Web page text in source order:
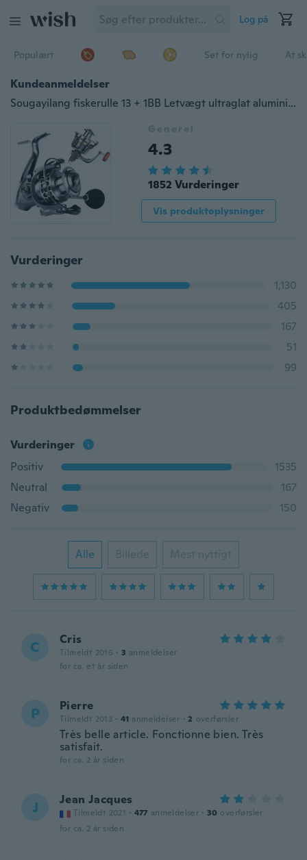
Log på
Populært Set for nylig At
Kundeanmeldelser
Sougayilang fiskerulle 13 + 1BB Letvægt ultraglat aluminiumsspinding fiskerulle
Generel
4.3
1852 Vurderinger
Vis produktoplysninger
Vurderinger
1,130
405
167
51
99
Produktbedømmelser
Vurderinger
Positiv
1535
Neutral
167
Negativ
150
Alle Billede Mest nyttigt
C Cris
Tilmeldt 2016 · 3 anmeldelser
for ca. et år siden
P Pierre
Tilmeldt 2013 · 41 anmeldelser · 2 overførsler
Très belle article. Fonctionne bien. Très
satisfait.
for ca. 2 år siden
J Jean Jacques
Tilmeldt 2021 · 477 anmeldelser · 30 overførsler
for ca. 2 år siden